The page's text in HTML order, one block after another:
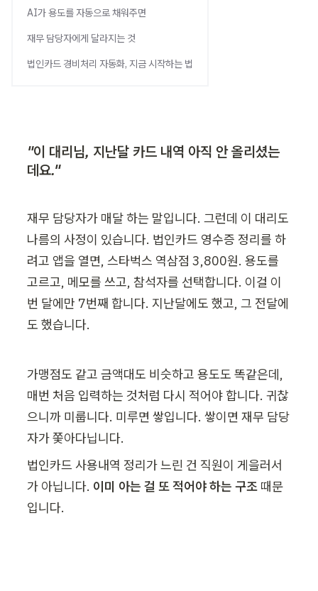
AI가 용도를 자동으로 채워주면
재무 담당자에게 달라지는 것
법인카드 경비처리 자동화, 지금 시작하는 법
"이 대리님, 지난달 카드 내역 아직 안 올리셨는
데요."
재무 담당자가 매달 하는 말입니다. 그런데 이 대리도
나름의 사정이 있습니다. 법인카드 영수증 정리를 하
려고 앱을 열면, 스타벅스 역삼점 3,800원. 용도를
고르고, 메모를 쓰고, 참석자를 선택합니다. 이걸 이
번 달에만 7번째 합니다. 지난달에도 했고, 그 전달에
도 했습니다.
가맹점도 같고 금액대도 비슷하고 용도도 똑같은데,
매번 처음 입력하는 것처럼 다시 적어야 합니다. 귀찮
으니까 미룹니다. 미루면 쌓입니다. 쌓이면 재무 담당
자가 쫓아다닙니다.
법인카드 사용내역 정리가 느린 건 직원이 게을러서
가 아닙니다. 이미 아는 걸 또 적어야 하는 구조 때문
입니다.